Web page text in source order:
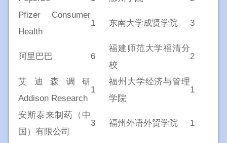
Pfizer Consumer
Health
1 东南大学成贤学院 3
阿里巴巴 6
福建师范大学福清分
校
2
艾迪森调研
Addison Research
1
福州大学经济与管理
学院
1
安斯泰来制药（中
国）有限公司
3 福州外语外贸学院 1